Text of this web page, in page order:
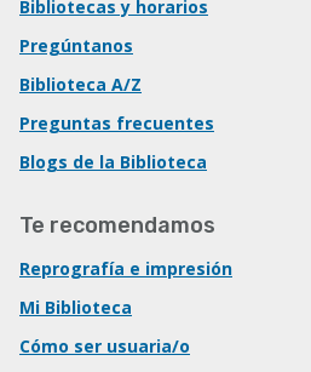
Bibliotecas y horarios
Pregúntanos
Biblioteca A/Z
Preguntas frecuentes
Blogs de la Biblioteca
Te recomendamos
Reprografía e impresión
Mi Biblioteca
Cómo ser usuaria/o